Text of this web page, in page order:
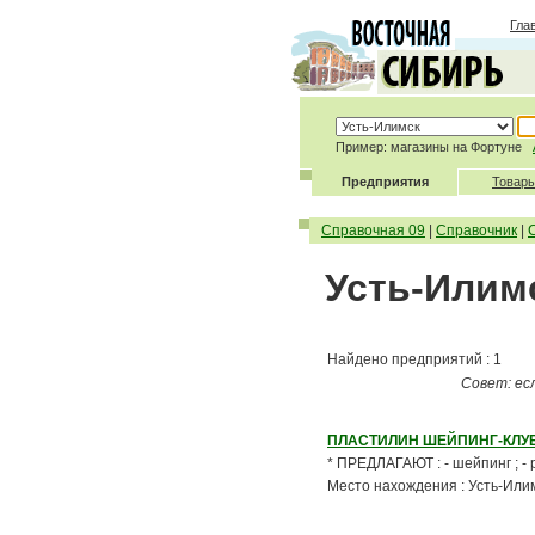
Пример: магазины на Фортуне
Предприятия
Справочная 09 Справочник
Усть-
Найдено предприятий : 1
Совет:
ПЛАСТИЛИН ШЕЙПИНГ-
* ПРЕДЛАГАЮТ : - шейпинг ; -
Место нахождения : Усть-